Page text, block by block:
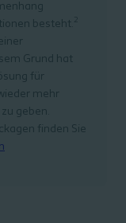
besteht. 2
Grund hat
für
mehr
geben.
finden Sie